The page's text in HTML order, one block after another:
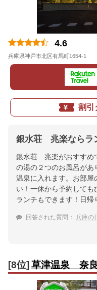
4.6
兵庫県神戸市北区有馬町1654-1
割引
銀水荘 兆楽ならラ
銀水荘 兆楽がおすすめ
の湯の２つのお風呂が
温泉に入れます。お部
い！一休から予約して
ランチもできます！日帰
回答された質問： 兵庫の
[8位]草津温泉 奈